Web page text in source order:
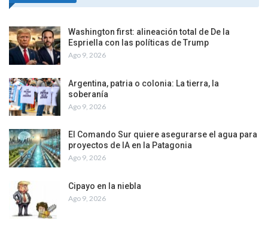
Washington first: alineación total de De la
Espriella con las políticas de Trump
Ago 9, 2026
Argentina, patria o colonia: La tierra, la
soberanía
Ago 9, 2026
El Comando Sur quiere asegurarse el agua para
proyectos de IA en la Patagonia
Ago 9, 2026
Cipayo en la niebla
Ago 9, 2026